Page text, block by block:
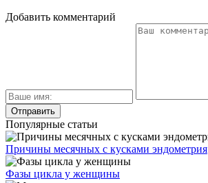
Добавить комментарий
Популярные статьи
Причины месячных с кусками эндометрия
Фазы цикла у женщины